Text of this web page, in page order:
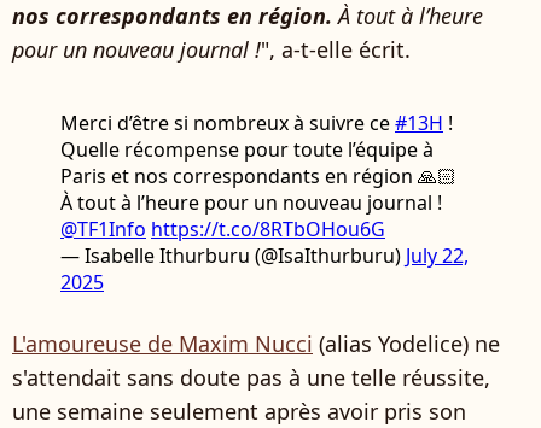
nos correspondants en région. À tout à l’heure
pour un nouveau journal !", a-t-elle écrit.
Merci d’être si nombreux à suivre ce#13H !
Quelle récompense pour toute l’équipe à
Paris et nos correspondants en région 🙏🏻
À tout à l’heure pour un nouveau journal !
@TF1Info https://t.co/8RTbOHou6G
— Isabelle Ithurburu (@IsaIthurburu) July 22,
2025
L'amoureuse de Maxim Nucci (alias Yodelice) ne
s'attendait sans doute pas à une telle réussite,
une semaine seulement après avoir pris son